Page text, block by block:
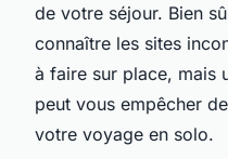
de votre séjour. Bien
connaître les sites
à faire sur place, mais
peut vous empêcher
votre voyage en solo.